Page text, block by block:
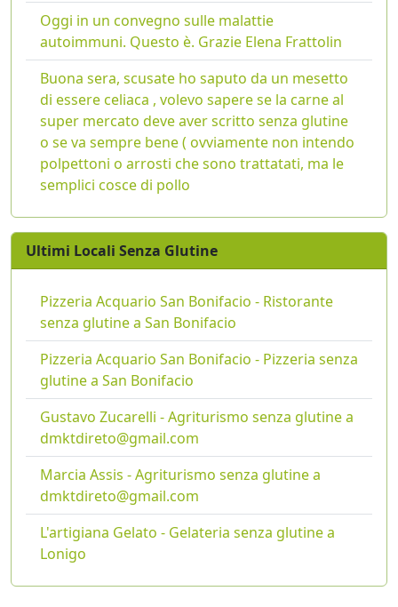
Oggi in un convegno sulle malattie
autoimmuni. Questo è. Grazie Elena Frattolin
Buona sera, scusate ho saputo da un mesetto
di essere celiaca , volevo sapere se la carne al
super mercato deve aver scritto senza glutine
o se va sempre bene ( ovviamente non intendo
polpettoni o arrosti che sono trattatati, ma le
semplici cosce di pollo
Ultimi Locali Senza Glutine
Pizzeria Acquario San Bonifacio - Ristorante
senza glutine a San Bonifacio
Pizzeria Acquario San Bonifacio - Pizzeria senza
glutine a San Bonifacio
Gustavo Zucarelli - Agriturismo senza glutine a
dmktdireto@gmail.com
Marcia Assis - Agriturismo senza glutine a
dmktdireto@gmail.com
L'artigiana Gelato - Gelateria senza glutine a
Lonigo